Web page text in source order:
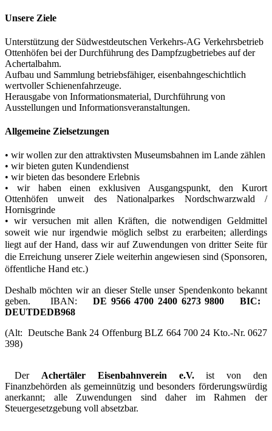
Unsere Ziele
Unterstützung der Südwestdeutschen Verkehrs-AG Verkehrsbetrieb
Ottenhöfen bei der Durchführung des Dampfzugbetriebes auf der
Achertalbahm.
Aufbau und Sammlung betriebsfähiger, eisenbahngeschichtlich
wertvoller Schienenfahrzeuge.
Herausgabe von Informationsmaterial, Durchführung von
Ausstellungen und Informationsveranstaltungen.
Allgemeine Zielsetzungen
• wir wollen zur den attraktivsten Museumsbahnen im Lande zählen
• wir bieten guten Kundendienst
• wir bieten das besondere Erlebnis
• wir haben einen exklusiven Ausgangspunkt, den Kurort
Ottenhöfen unweit des Nationalparkes Nordschwarzwald /
Hornisgrinde
• wir versuchen mit allen Kräften, die notwendigen Geldmittel
soweit wie nur irgendwie möglich selbst zu erarbeiten; allerdings
liegt auf der Hand, dass wir auf Zuwendungen von dritter Seite für
die Erreichung unserer Ziele weiterhin angewiesen sind (Sponsoren,
öffentliche Hand etc.)
Deshalb möchten wir an dieser Stelle unser Spendenkonto bekannt
geben. IBAN:DE 9566 4700 2400 6273 9800 BIC:
DEUTDEDB968
(Alt: Deutsche Bank 24 Offenburg BLZ 664 700 24 Kto.-Nr. 0627
398)
Der Achertäler Eisenbahnverein e.V.ist von den
Finanzbehörden als gemeinnützig und besonders förderungswürdig
anerkannt; alle Zuwendungen sind daher im Rahmen der
Steuergesetzgebung voll absetzbar.